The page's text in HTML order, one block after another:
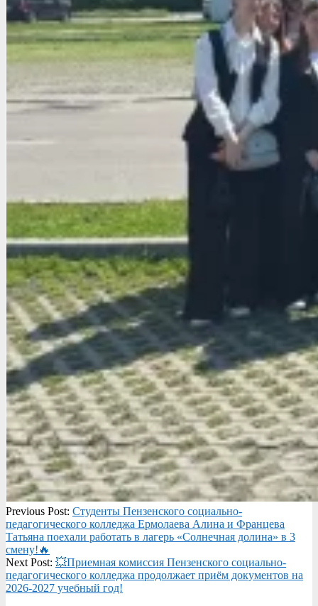
2026-
07-
08
Previous Post: Студенты Пензенского социально-
педагогического колледжа Ермолаева Алина и Францева
Татьяна поехали работать в лагерь «Солнечная долина» в 3
смену!🔥
Next Post: 💥Приемная комиссия Пензенского социально-
педагогического колледжа продолжает приём документов на
2026-2027 учебный год!